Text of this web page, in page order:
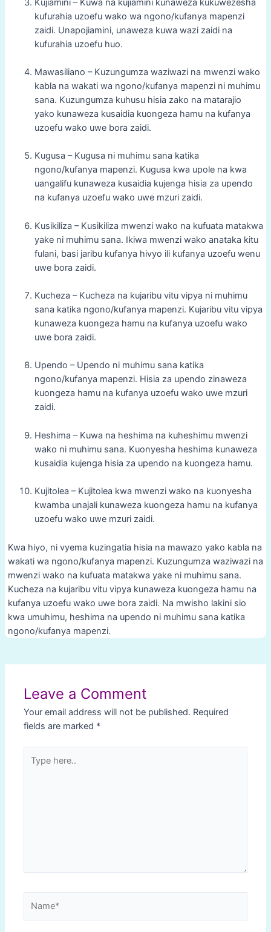
Kujiamini – Kuwa na kujiamini kunaweza kukuwezesha
kufurahia uzoefu wako wa ngono/kufanya mapenzi
zaidi. Unapojiamini, unaweza kuwa wazi zaidi na
kufurahia uzoefu huo.
Mawasiliano – Kuzungumza waziwazi na mwenzi wako
kabla na wakati wa ngono/kufanya mapenzi ni muhimu
sana. Kuzungumza kuhusu hisia zako na matarajio
yako kunaweza kusaidia kuongeza hamu na kufanya
uzoefu wako uwe bora zaidi.
Kugusa – Kugusa ni muhimu sana katika
ngono/kufanya mapenzi. Kugusa kwa upole na kwa
uangalifu kunaweza kusaidia kujenga hisia za upendo
na kufanya uzoefu wako uwe mzuri zaidi.
Kusikiliza – Kusikiliza mwenzi wako na kufuata matakwa
yake ni muhimu sana. Ikiwa mwenzi wako anataka kitu
fulani, basi jaribu kufanya hivyo ili kufanya uzoefu wenu
uwe bora zaidi.
Kucheza – Kucheza na kujaribu vitu vipya ni muhimu
sana katika ngono/kufanya mapenzi. Kujaribu vitu vipya
kunaweza kuongeza hamu na kufanya uzoefu wako
uwe bora zaidi.
Upendo – Upendo ni muhimu sana katika
ngono/kufanya mapenzi. Hisia za upendo zinaweza
kuongeza hamu na kufanya uzoefu wako uwe mzuri
zaidi.
Heshima – Kuwa na heshima na kuheshimu mwenzi
wako ni muhimu sana. Kuonyesha heshima kunaweza
kusaidia kujenga hisia za upendo na kuongeza hamu.
Kujitolea – Kujitolea kwa mwenzi wako na kuonyesha
kwamba unajali kunaweza kuongeza hamu na kufanya
uzoefu wako uwe mzuri zaidi.
Kwa hiyo, ni vyema kuzingatia hisia na mawazo yako kabla na
wakati wa ngono/kufanya mapenzi. Kuzungumza waziwazi na
mwenzi wako na kufuata matakwa yake ni muhimu sana.
Kucheza na kujaribu vitu vipya kunaweza kuongeza hamu na
kufanya uzoefu wako uwe bora zaidi. Na mwisho lakini sio
kwa umuhimu, heshima na upendo ni muhimu sana katika
ngono/kufanya mapenzi.
Leave a Comment
Your email address will not be published. Required
fields are marked *
here..